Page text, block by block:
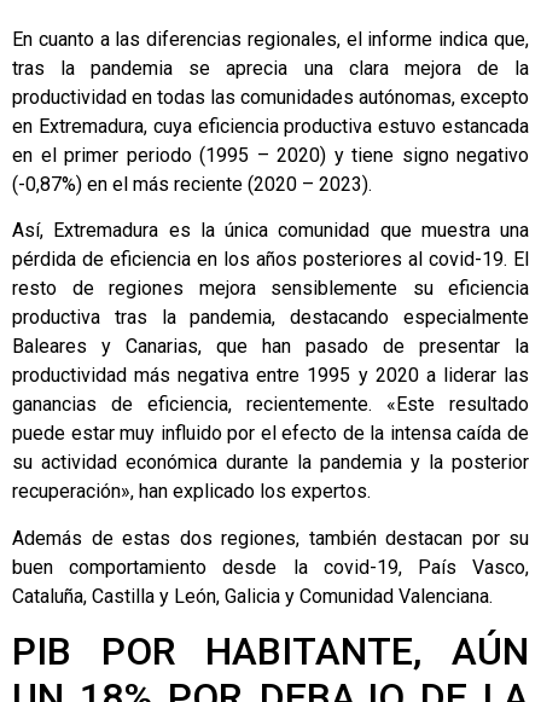
En cuanto a las diferencias regionales, el informe indica que,
tras la pandemia se aprecia una clara mejora de la
productividad en todas las comunidades autónomas, excepto
en Extremadura, cuya eficiencia productiva estuvo estancada
en el primer periodo (1995 – 2020) y tiene signo negativo
(-0,87%) en el más reciente (2020 – 2023).
Así, Extremadura es la única comunidad que muestra una
pérdida de eficiencia en los años posteriores al covid-19. El
resto de regiones mejora sensiblemente su eficiencia
productiva tras la pandemia, destacando especialmente
Baleares y Canarias, que han pasado de presentar la
productividad más negativa entre 1995 y 2020 a liderar las
ganancias de eficiencia, recientemente. «Este resultado
puede estar muy influido por el efecto de la intensa caída de
su actividad económica durante la pandemia y la posterior
recuperación», han explicado los expertos.
Además de estas dos regiones, también destacan por su
buen comportamiento desde la covid-19, País Vasco,
Cataluña, Castilla y León, Galicia y Comunidad Valenciana.
PIB POR HABITANTE, AÚN